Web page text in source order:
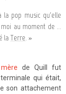
pop music qu'elle
au moment de ...
la Terre. »
mère de Quill fut
qui était,
son attachement